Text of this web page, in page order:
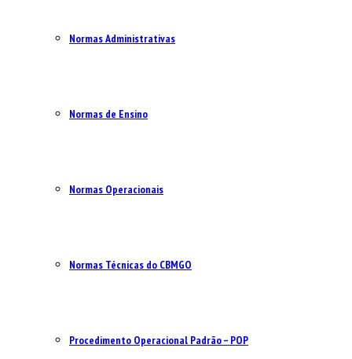
Normas Administrativas
Normas de Ensino
Normas Operacionais
Normas Técnicas do CBMGO
Procedimento Operacional Padrão – POP